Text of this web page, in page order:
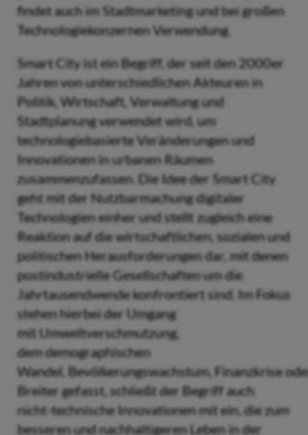
findet auch im Stadtmarketing und bei großen
Technologiekonzernen Verwendung.
Smart City ist ein Begriff, der seit den 2000er
Jahren von unterschiedlichen Akteuren in
Politik, Wirtschaft, Verwaltung und
Stadtplanung verwendet wird, um
technologiebasierte Veränderungen und
Innovationen in urbanen Räumen
zusammenzufassen. Die Idee der Smart City
geht mit der Nutzbarmachung digitaler
Technologien einher und stellt zugleich eine
Reaktion auf die wirtschaftlichen, sozialen und
politischen Herausforderungen dar, mit denen
postindustrielle Gesellschaften um die
Jahrtausendwende konfrontiert sind. Im Fokus
stehen hierbei der Umgang
mit Umweltverschmutzung,
dem demographischen
Wandel, Bevölkerungswachstum, Finanzkrise
Breiter gefasst, schließt der Begriff auch
nicht-technische Innovationen mit ein, die zum
besseren und nachhaltigeren Leben in der